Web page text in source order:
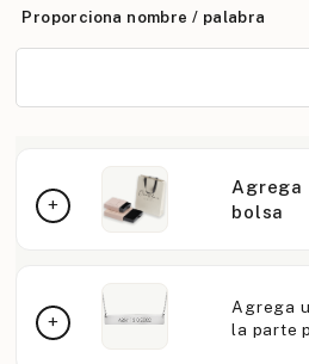
Proporciona nombre / palabra
Agrega
bolsa
Agrega
la parte